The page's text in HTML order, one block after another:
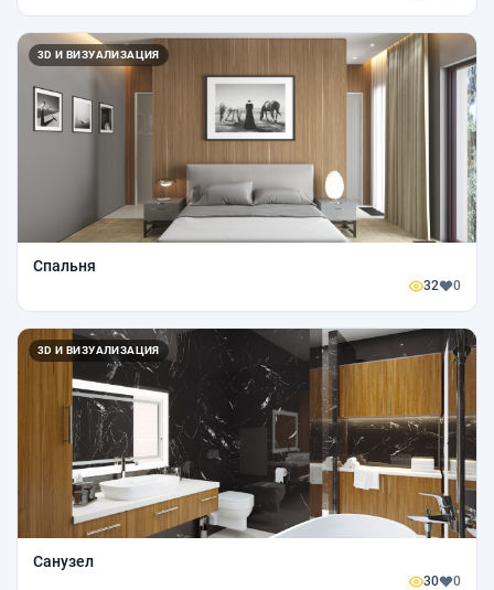
3D И ВИЗУАЛИЗАЦИЯ
Спальня
32 0
3D И ВИЗУАЛИЗАЦИЯ
Санузел
30 0